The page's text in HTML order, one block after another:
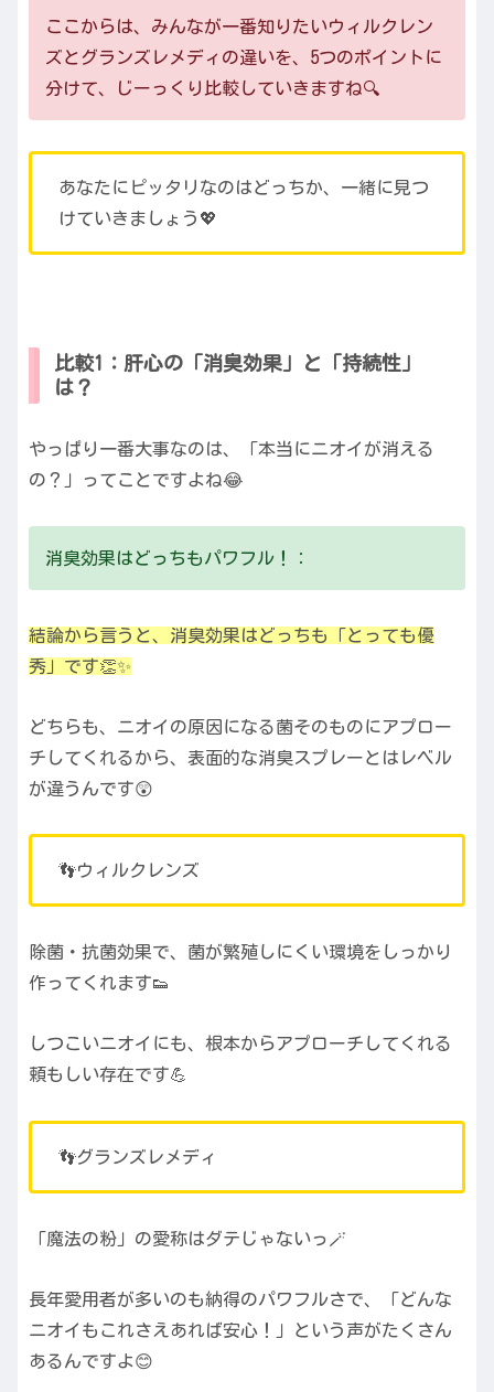
ここからは、みんなが一番知りたいウィルクレン
ズとグランズレメディの違いを、5つのポイントに
分けて、じーっくり比較していきますね🔍
あなたにピッタリなのはどっちか、一緒に見つ
けていきましょう💖
比較1：肝心の「消臭効果」と「持続性」
は？
やっぱり一番大事なのは、「本当にニオイが消える
の？」ってことですよね😂
消臭効果はどっちもパワフル！：
結論から言うと、消臭効果はどっちも「とっても優
秀」です👏✨
どちらも、ニオイの原因になる菌そのものにアプロー
チしてくれるから、表面的な消臭スプレーとはレベル
が違うんです😲
👣ウィルクレンズ
除菌・抗菌効果で、菌が繁殖しにくい環境をしっかり
作ってくれます👟
しつこいニオイにも、根本からアプローチしてくれる
頼もしい存在です💪
👣グランズレメディ
「魔法の粉」の愛称はダテじゃないっ🪄
長年愛用者が多いのも納得のパワフルさで、「どんな
ニオイもこれさえあれば安心！」という声がたくさん
あるんですよ😊